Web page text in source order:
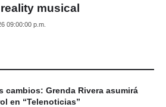
musical
09:00:00 p.m.
cambios: Grenda Rivera asumirá
en “Telenoticias”